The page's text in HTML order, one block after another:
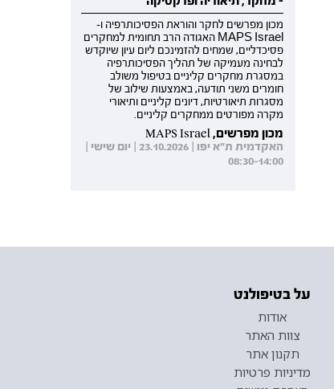
מכון מפרשים לחקר והוראת הפסיכותרפיה ו-
MAPS Israel האגודה הרב תחומית למחקרים
פסיכדליים, שמחים להזמינכם ליום עיון שיוקדש
לבחינה מעמיקה של תהליך הפסיכותרפיה
במסגרת מחקרים קליניים בטיפול משולב
חומרים משני תודעה, באמצעות שילוב של
מסגרות תיאורטיות, דיונים קליניים ותיאורי
מקרה מפורטים ממחקרים קליניים.
מכון מפרשים, MAPS Israel
האקדמית ת"א יפו | 23.10.2026 | יום שישי |
08:30-14:00
על בטיפולנט
אודות
צוות האתר
תקנון אתר
מדיניות פרטיות